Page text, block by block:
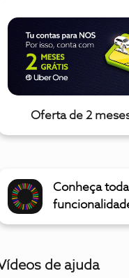
Oferta de 2
Conheça
de ajuda